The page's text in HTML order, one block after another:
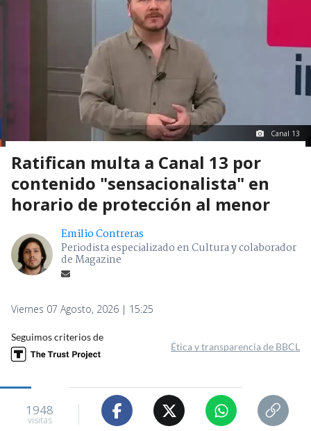
Canal 13
Ratifican multa a Canal 13 por
contenido "sensacionalista" en
horario de protección al menor
Emilio Contreras
Periodista especializado en Cultura y colaborador
de Magazine
Viernes 07 Agosto, 2026 | 15:25
Seguimos criterios de
Ética y transparencia de BBCL
1948
visitas